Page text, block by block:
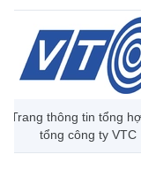
BỘ
Điều khoản sử dụng
Trang thông tin tổng
tổng công ty VTC